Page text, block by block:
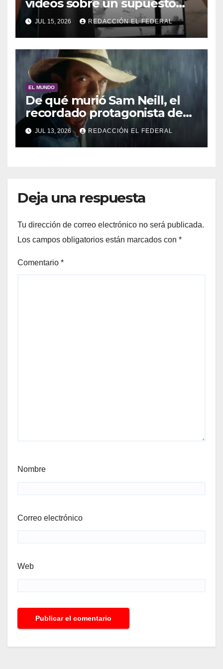
videos sobre un supuesto
encuentro con un ser
extraterrestre
JUL 15, 2026 REDACCIÓN EL FEDERAL
EL MUNDO
De qué murió Sam Neill, el
recordado protagonista de
Jurassic Park
JUL 13, 2026 REDACCIÓN EL FEDERAL
Deja una respuesta
Tu dirección de correo electrónico no será publicada.
Los campos obligatorios están marcados con *
Comentario *
Nombre
Correo electrónico
Web